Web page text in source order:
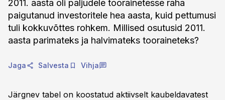
2011. aasta oli paljudele toorainetesse raha
paigutanud investoritele hea aasta, kuid pettumusi
tuli kokkuvõttes rohkem. Millised osutusid 2011.
aasta parimateks ja halvimateks tooraineteks?
Jaga Salvesta Vihja
Järgnev tabel on koostatud aktiivselt kaubeldavatest